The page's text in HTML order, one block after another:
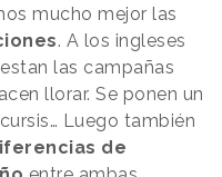
mucho mejor las
. A los ingleses
las campañas
llorar. Se ponen un
Luego también
de